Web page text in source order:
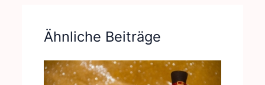
Ähnliche Beiträge